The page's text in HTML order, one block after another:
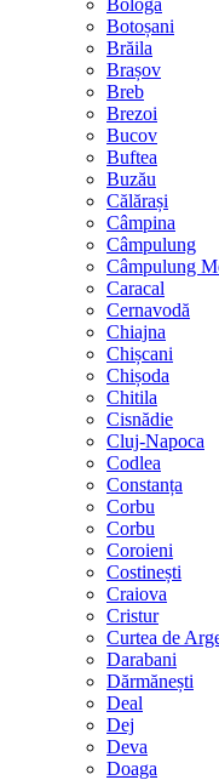
Bologa
Botoșani
Brăila
Brașov
Breb
Brezoi
Bucov
Buftea
Buzău
Călărași
Câmpina
Câmpulung
Câmpulung
Caracal
Cernavodă
Chiajna
Chișcani
Chișoda
Chitila
Cisnădie
Cluj-Napoca
Codlea
Constanța
Corbu
Corbu
Coroieni
Costinești
Craiova
Cristur
Curtea de
Darabani
Dărmănești
Deal
Dej
Deva
Doaga